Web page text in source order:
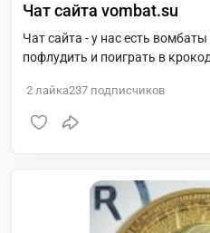
Чат сайта vombat.su
Чат сайта - у нас есть
пофлудить и поиграть в
2 лайка237 подписчиков